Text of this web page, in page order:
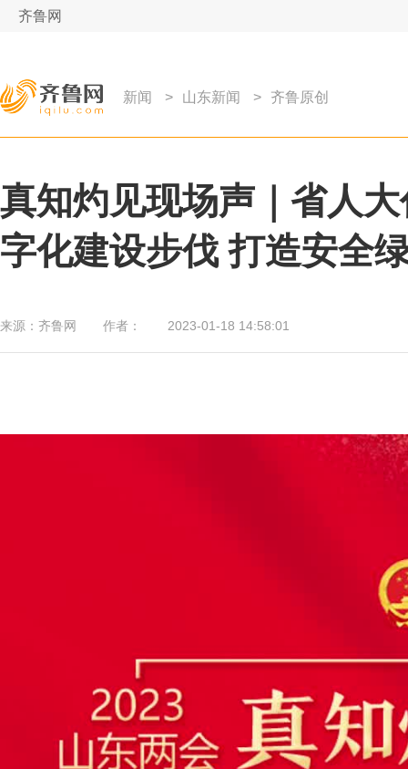
齐鲁网
新闻 > 山东新闻 > 齐鲁原创
真知灼见现场声｜省人
字化建设步伐 打造安全
来源： 齐鲁网 作者： 2023-01-18 14:58:01